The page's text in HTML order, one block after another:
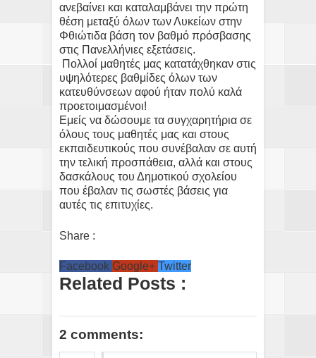
ανεβαίνει και καταλαμβάνει την πρώτη
θέση μεταξύ όλων των Λυκείων στην
Φθιώτιδα βάση τον βαθμό πρόσβασης
στις Πανελλήνιες εξετάσεις.
Πολλοί μαθητές μας κατατάχθηκαν στις
υψηλότερες βαθμίδες όλων των
κατευθύνσεων αφού ήταν πολύ καλά
προετοιμασμένοι!
Εμείς να δώσουμε τα συγχαρητήρια σε
όλους τους μαθητές μας και στους
εκπαιδευτικούς που συνέβαλαν σε αυτή
την τελική προσπάθεια, αλλά και στους
δασκάλους του Δημοτικού σχολείου
που έβαλαν τις σωστές βάσεις για
αυτές τις επιτυχίες.
Share :
Facebook Google+ Twitter
Related Posts :
2 comments: